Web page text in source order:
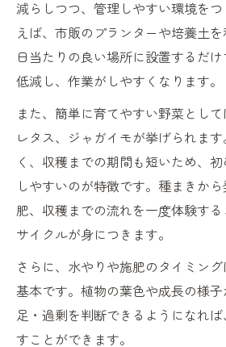
減らしつつ、管理しやすい環境を
えば、市販のプランターや培養土
日当たりの良い場所に設置するだ
低減し、作業がしやすくなります。
また、簡単に育てやすい野菜とし
レタス、ジャガイモが挙げられま
く、収穫までの期間も短いため、
しやすいのが特徴です。種まきか
肥、収穫までの流れを一度体験す
サイクルが身につきます。
さらに、水やりや施肥のタイミン
基本です。植物の葉色や成長の様
足・過剰を判断できるようになれ
すことができます。